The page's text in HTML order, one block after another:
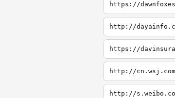
https://
http://
https://
http://cn.wsj.com
http://